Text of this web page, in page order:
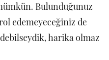
Bulunduğunuz
edemeyeceğiniz de
harika olmaz